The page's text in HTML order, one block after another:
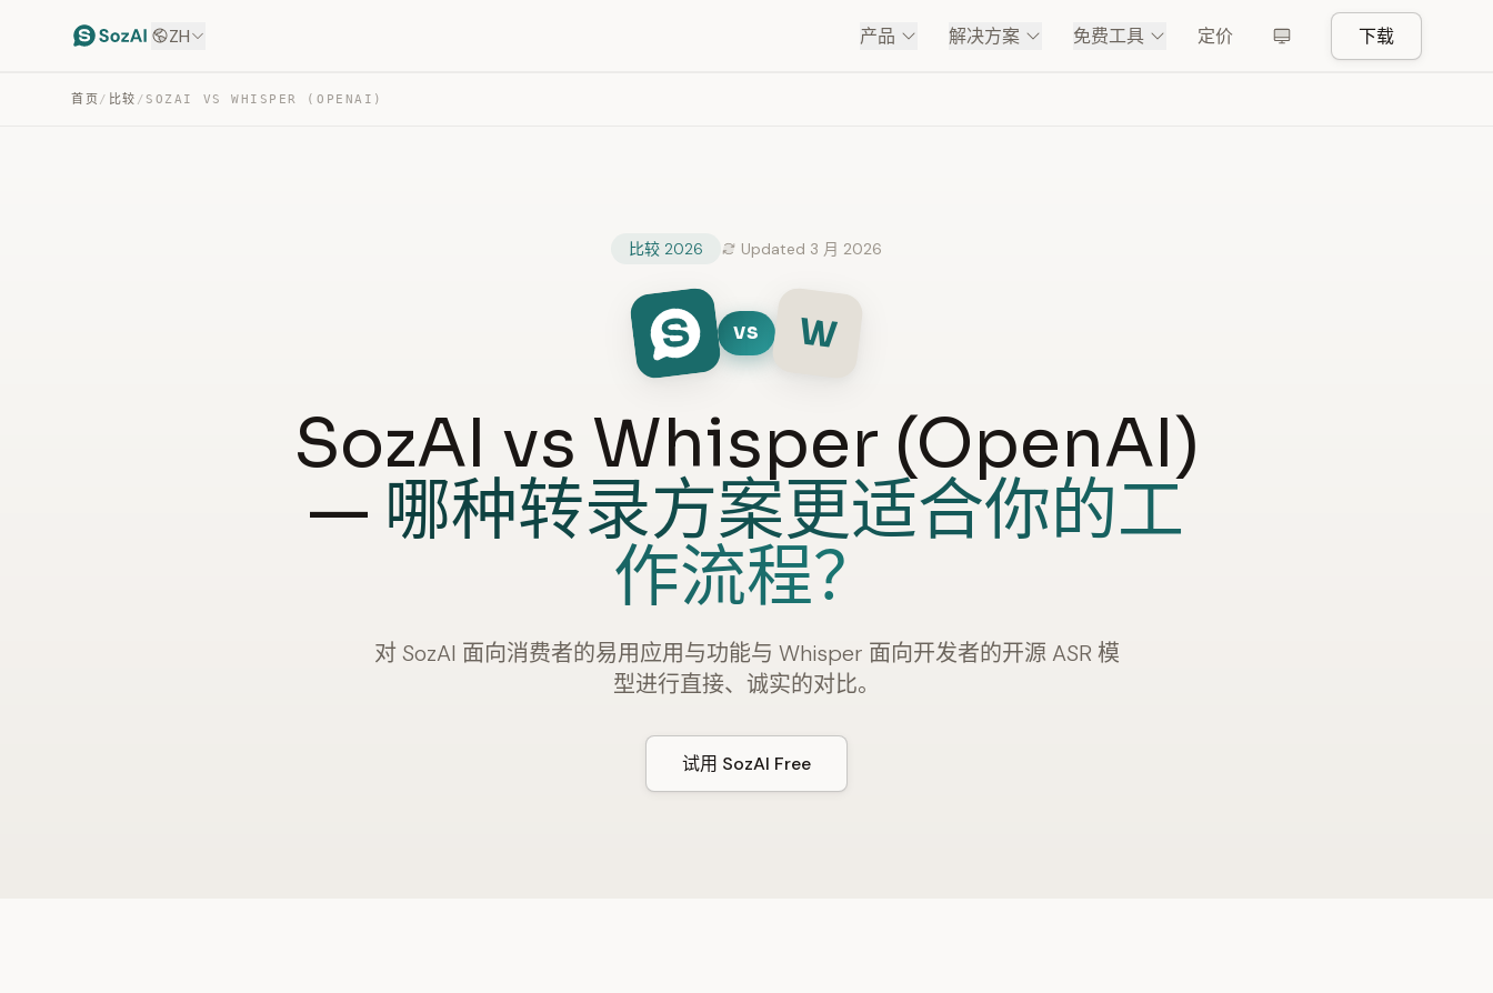
ZH 产品 解决方案 免费工具 定价 下载
首页 / 比较 / SOZAI VS WHISPER (OPENAI)
比较 2026 Updated 3 月 2026
VS W
SozAI vs Whisper (OpenAI)
— 哪种转录方案更适合你的工
作流程？
对 SozAI 面向消费者的易用应用与功能与 Whisper 面向开发者的开源 ASR 模
型进行直接、诚实的对比。
试用 SozAI Free